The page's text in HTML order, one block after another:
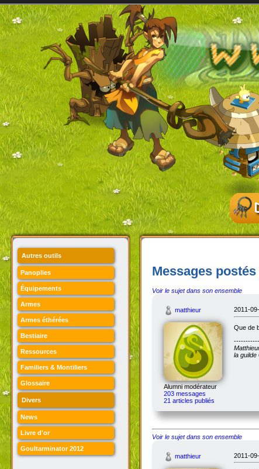
Autres outils
Panoplies
Équipements
Armes
Armes éthérées
Bestiaire
Ressources
Familiers & Montiliers
Glossaire
Divers
News
Livre d'or
Goultarminator 2012
Messages
Voir le sujet dans son ensemble
matthieur
Alumni modérateur
203 messages
21 articles publiés
2011-
Que de
la guilde
Voir le sujet dans son ensemble
matthieur 2011-